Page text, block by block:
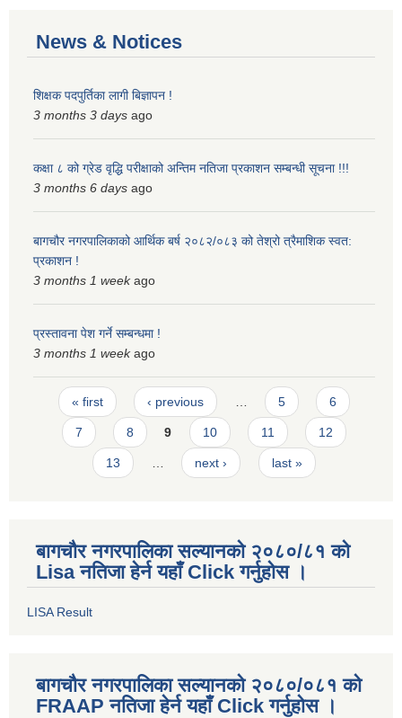
News & Notices
शिक्षक पदपुर्तिका लागी बिज्ञापन !
3 months 3 days ago
कक्षा ८ को ग्रेड वृद्धि परीक्षाको अन्तिम नतिजा प्रकाशन सम्बन्धी सूचना !!!
3 months 6 days ago
बागचौर नगरपालिकाको आर्थिक बर्ष २०८२/०८३ को तेश्रो त्रैमाशिक स्वत:
प्रकाशन !
3 months 1 weekago
प्रस्तावना पेश गर्ने सम्बन्धमा !
3 months 1 weekago
Pages
« first ‹ previous … 5 6
7 8 9 10 11 12
13 … next › last »
बागचौर नगरपालिका सल्यानको २०८०/८१ को
Lisa नतिजा हेर्न यहाँ Click गर्नुहोस ।
LISA Result
बागचौर नगरपालिका सल्यानको २०८०/०८१ को
FRAAP नतिजा हेर्न यहाँ Click गर्नुहोस ।